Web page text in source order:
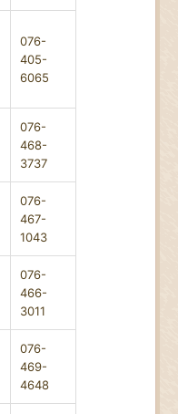
076-
405-
6065
076-
468-
3737
076-
467-
1043
076-
466-
3011
076-
469-
4648